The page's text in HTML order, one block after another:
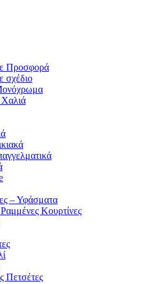
Προσφορά
σχέδιο
Χαλιά
– Υφάσματα
Κουρτίνες
Πετσέτες